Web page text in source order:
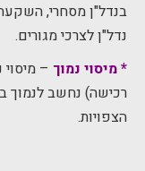
בנדל"ן מסחרי,
נדל"ן לצרכי מגורים.
* מיסוי נמוך –
רכישה) נחשב לנמוך
הצפויות.